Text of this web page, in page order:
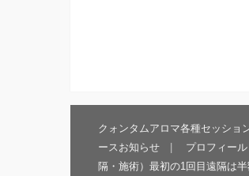
クォンタムアロマ各種セッショ
ースお知らせ
プロフィール
隔・施術）最初の1回目遠隔は